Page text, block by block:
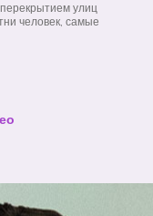
улиц
человек, самые